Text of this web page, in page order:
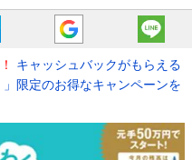
キャッシュバックがもらえる
限定のお得なキャンペーンを